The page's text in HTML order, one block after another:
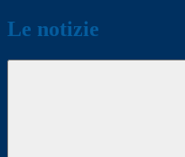
Le notizie